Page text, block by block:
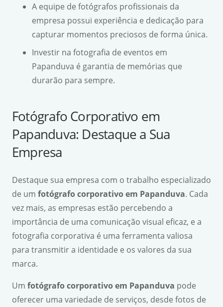
A equipe de fotógrafos profissionais da
empresa possui experiência e dedicação para
capturar momentos preciosos de forma única.
Investir na fotografia de eventos em
Papanduva é garantia de memórias que
durarão para sempre.
Fotógrafo Corporativo em
Papanduva: Destaque a Sua
Empresa
Destaque sua empresa com o trabalho especializado
de um fotógrafo corporativo em Papanduva. Cada
vez mais, as empresas estão percebendo a
importância de uma comunicação visual eficaz, e a
fotografia corporativa é uma ferramenta valiosa
para transmitir a identidade e os valores da sua
marca.
Um fotógrafo corporativo em Papanduva pode
oferecer uma variedade de serviços, desde fotos de